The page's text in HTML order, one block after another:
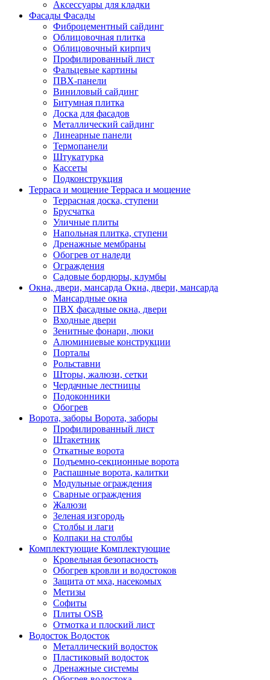
Аксессуары для кладки
Фасады Фасады
Фиброцементный сайдинг
Облицовочная плитка
Облицовочный кирпич
Профилированный лист
Фальцевые картины
ПВХ-панели
Виниловый сайдинг
Битумная плитка
Доска для фасадов
Металлический сайдинг
Линеарные панели
Термопанели
Штукатурка
Кассеты
Подконструкция
Терраса и мощение Терраса и мощение
Террасная доска, ступени
Брусчатка
Уличные плиты
Напольная плитка, ступени
Дренажные мембраны
Обогрев от наледи
Ограждения
Садовые бордюры, клумбы
Окна, двери, мансарда Окна, двери, мансарда
Мансардные окна
ПВХ фасадные окна, двери
Входные двери
Зенитные фонари, люки
Алюминиевые конструкции
Порталы
Рольставни
Шторы, жалюзи, сетки
Чердачные лестницы
Подоконники
Обогрев
Ворота, заборы Ворота, заборы
Профилированный лист
Штакетник
Откатные ворота
Подъемно-секционные ворота
Распашные ворота, калитки
Модульные ограждения
Сварные ограждения
Жалюзи
Зеленая изгородь
Столбы и лаги
Колпаки на столбы
Комплектующие Комплектующие
Кровельная безопасность
Обогрев кровли и водостоков
Защита от мха, насекомых
Метизы
Софиты
Плиты OSB
Отмотка и плоский лист
Водосток Водосток
Металлический водосток
Пластиковый водосток
Дренажные системы